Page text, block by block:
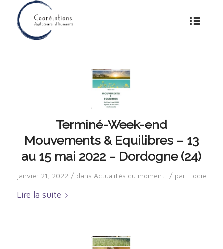
Terminé-Week-end
Mouvements & Equilibres – 13
au 15 mai 2022 – Dordogne (24)
janvier 21, 2022 / dans Actualités du moment / par Elodie
Lire la suite